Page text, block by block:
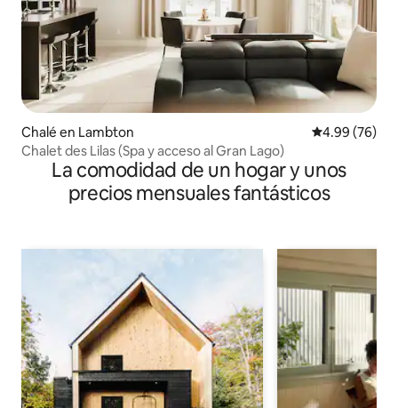
Chalé en Lambton Calificación
4.99 (76)
Chalet des Lilas (Spa y acceso al Gran Lago)
La comodidad de un hogar y unos
precios mensuales fantásticos